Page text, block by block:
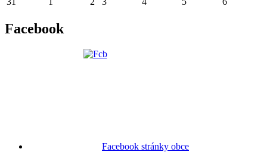
Facebook
Facebook stránky obce